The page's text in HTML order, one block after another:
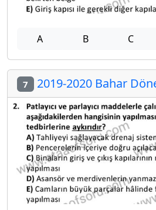
A B C
7 2019-2020 Bahar